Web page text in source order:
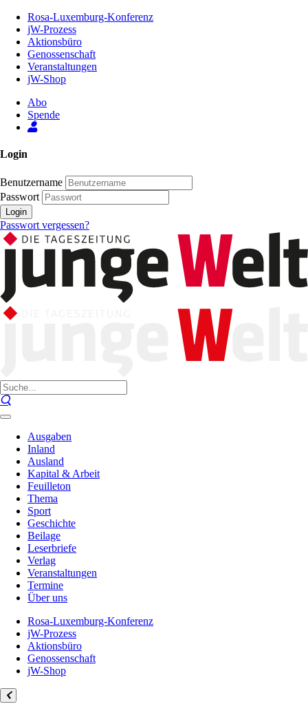
Inhalt
Seite
Rosa-Luxemburg-Konferenz
jW-Prozess
Aktionsbüro
Genossenschaft
Veranstaltungen
jW-Shop
Abo
Spende
Login
Benutzername
Passwort
Login
Passwort vergessen?
Ausgaben
Inland
Ausland
Kapital & Arbeit
Feuilleton
Thema
Sport
Geschichte
Beilage
Leserbriefe
Verlag
Veranstaltungen
Termine
Über uns
Rosa-Luxemburg-Konferenz
jW-Prozess
Aktionsbüro
Genossenschaft
jW-Shop